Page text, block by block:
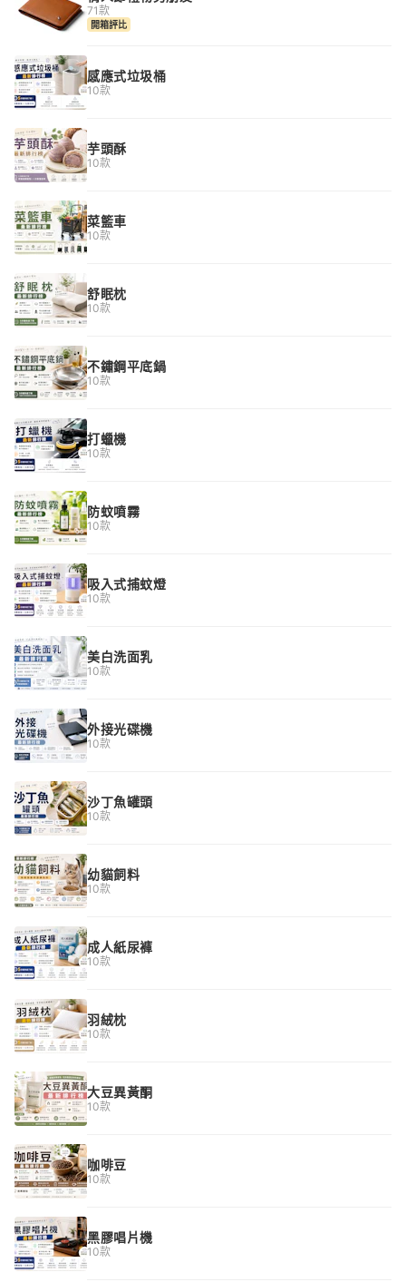
71款
開箱評比
感應式垃圾桶
10款
芋頭酥
10款
菜籃車
10款
舒眠枕
10款
不鏽鋼平底鍋
10款
打蠟機
10款
防蚊噴霧
10款
吸入式捕蚊燈
10款
美白洗面乳
10款
外接光碟機
10款
沙丁魚罐頭
10款
幼貓飼料
10款
成人紙尿褲
10款
羽絨枕
10款
大豆異黃酮
10款
咖啡豆
10款
黑膠唱片機
10款